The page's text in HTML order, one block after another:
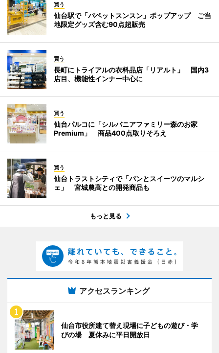
買う
仙台駅で「パペットスンスン」ポップアップ ご当
地限定グッズ含む90点超販売
買う
長町にトライアルの衣料品店「リアルト」 国内3
店目、機能性インナー中心に
買う
仙台パルコに「シルバニアファミリー森のお家
Premium」 商品400点取りそろえ
買う
仙台トラストシティで「パンとスイーツのマルシ
ェ」 宮城農高との開発商品も
もっと見る
アクセスランキング
仙台市役所建て替え現場に子どもの遊び・学
びの場 夏休みに平日開放日